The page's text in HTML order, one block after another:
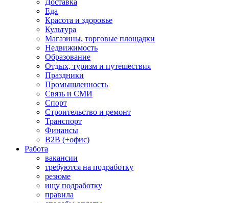
Доставка
Еда
Красота и здоровье
Культура
Магазины, торговые площадки
Недвижимость
Образование
Отдых, туризм и путешествия
Праздники
Промышленность
Связь и СМИ
Спорт
Строительство и ремонт
Транспорт
Финансы
B2B (+офис)
Работа
вакансии
требуются на подработку
резюме
ищу подработку
правила